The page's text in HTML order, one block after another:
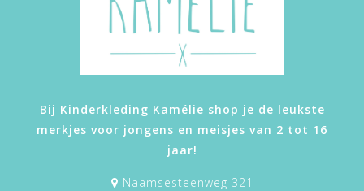
Bij Kinderkleding Kamélie shop je de leukste
merkjes voor jongens en meisjes van 2 tot 16
jaar!
Naamsesteenweg 321